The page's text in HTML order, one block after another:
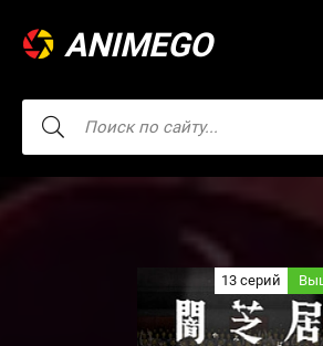
ANIMEGO
13 серий